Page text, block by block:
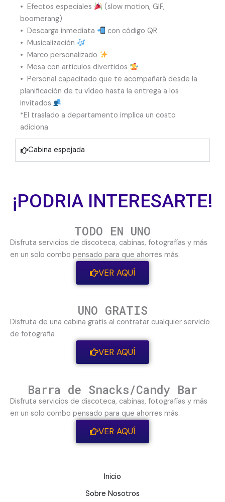
•⁠ ⁠Efectos especiales
(slow motion, GIF,
boomerang)
•⁠ ⁠Descarga inmediata
con código QR
•⁠ ⁠Musicalización
•⁠ ⁠Marco personalizado
•⁠ ⁠Mesa con artículos divertidos
•⁠ ⁠Personal capacitado que te acompañará desde la
planificación de tu vídeo hasta la entrega a los
invitados.
*El traslado a departamento implica un costo
adiciona
Cabina espejada
¡PODRIA INTERESARTE!
TODO EN UNO
Disfruta servicios de discoteca, cabinas, fotografías y más
en un solo combo pensado para que ahorres más.
VER AQUÍ
UNO GRATIS
Disfruta de una cabina gratis al contratar cualquier servicio
de fotografia
VER AQUÍ
Barra de Snacks/Candy Bar
Disfruta servicios de discoteca, cabinas, fotografías y más
en un solo combo pensado para que ahorres más.
VER AQUÍ
Inicio
Sobre Nosotros